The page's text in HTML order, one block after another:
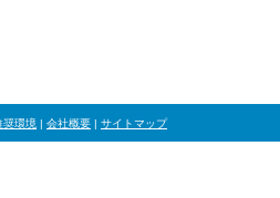
奨環境 | 会社概要 | サイトマップ